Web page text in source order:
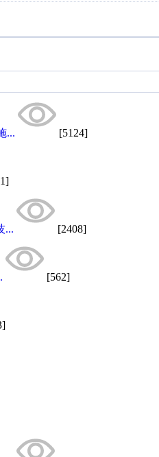
... [5124]
... [2408]
[562]